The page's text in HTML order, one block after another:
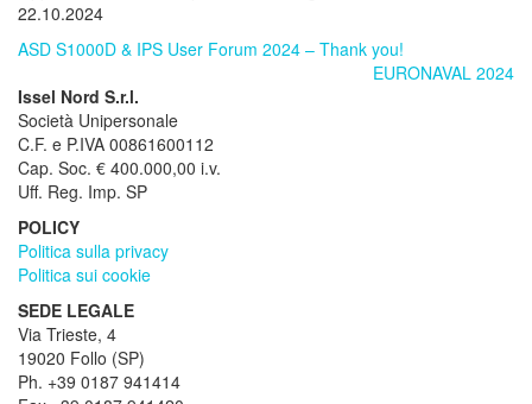
ASD S1000D & IPS User Forum 2024 – Thank you!
EURONAVAL 2024
Issel Nord S.r.l.
Società Unipersonale
C.F. e P.IVA 00861600112
Cap. Soc. € 400.000,00 i.v.
Uff. Reg. Imp. SP
POLICY
Politica sulla privacy
Politica sui cookie
SEDE LEGALE
Via Trieste, 4
19020 Follo (SP)
Ph. +39 0187 941414